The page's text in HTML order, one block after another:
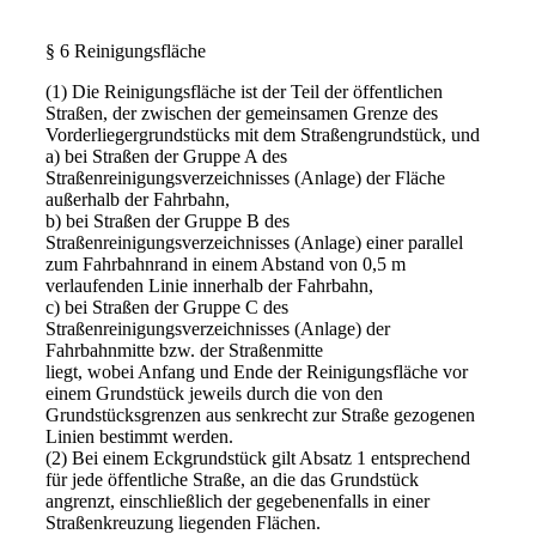
§ 6 Reinigungsfläche
(1) Die Reinigungsfläche ist der Teil der öffentlichen
Straßen, der zwischen der gemeinsamen Grenze des
Vorderliegergrundstücks mit dem Straßengrundstück, und
a) bei Straßen der Gruppe A des
Straßenreinigungsverzeichnisses (Anlage) der Fläche
außerhalb der Fahrbahn,
b) bei Straßen der Gruppe B des
Straßenreinigungsverzeichnisses (Anlage) einer parallel
zum Fahrbahnrand in einem Abstand von 0,5 m
verlaufenden Linie innerhalb der Fahrbahn,
c) bei Straßen der Gruppe C des
Straßenreinigungsverzeichnisses (Anlage) der
Fahrbahnmitte bzw. der Straßenmitte
liegt, wobei Anfang und Ende der Reinigungsfläche vor
einem Grundstück jeweils durch die von den
Grundstücksgrenzen aus senkrecht zur Straße gezogenen
Linien bestimmt werden.
(2) Bei einem Eckgrundstück gilt Absatz 1 entsprechend
für jede öffentliche Straße, an die das Grundstück
angrenzt, einschließlich der gegebenenfalls in einer
Straßenkreuzung liegenden Flächen.